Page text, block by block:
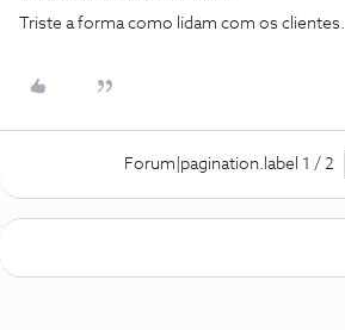
Triste a forma como lidam com os clientes.
Forum|pagination.label 1 / 2